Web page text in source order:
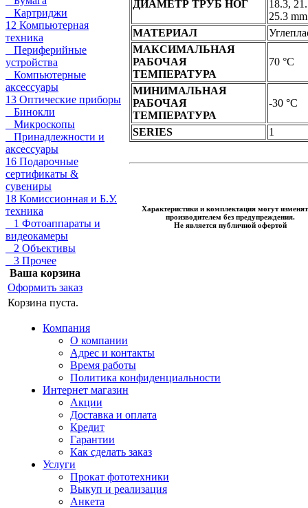
Картриджи
12 Компьютерная
техника
Периферийные
устройства
Компьютерные
аксессуары
13 Оптические приборы
Бинокли
Микроскопы
Принадлежности и
аксессуары
16 Подарочные
сертификаты &
сувениры
18 Комиссионная и Б.У.
техника
1 Фотоаппараты и
видеокамеры
2 Объективы
3 Прочее
Ваша корзина
Оформить заказ
Корзина пуста.
ДИАМЕТР ТРУБ НОГ
18.3,
25.3 mm
МАТЕРИАЛ
МАКСИМАЛЬНАЯ
РАБОЧАЯ
ТЕМПЕРАТУРА
70 °C
МИНИМАЛЬНАЯ
РАБОЧАЯ
ТЕМПЕРАТУРА
-30 °C
SERIES 1
Характеристики и комплектация могут
производителем без предупреждения.
Не является публичной офертой
Компания
О компании
Адрес и контакты
Время работы
Политика конфиденциальности
Интернет магазин
Акции
Доставка и оплата
Кредит
Гарантии
Как сделать заказ
Услуги
Прокат фототехники
Выкуп и реализация
Анкета